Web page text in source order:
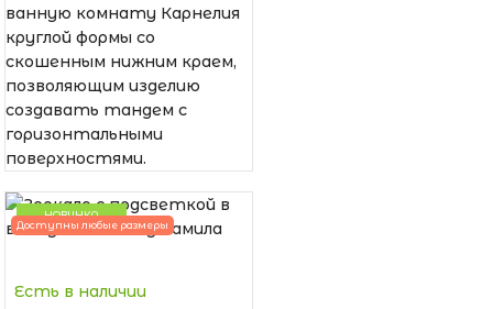
ванную комнату Карнелия
круглой формы со
скошенным нижним краем,
позволяющим изделию
создавать тандем с
горизонтальными
поверхностями.
НОВИНКА
Доступны любые размеры
Есть в наличии